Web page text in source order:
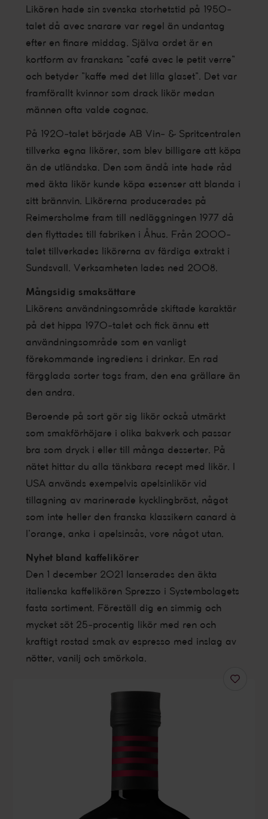
Likören hade sin svenska storhetstid på 1950-
talet då avec snarare var regel än undantag
efter en finare middag. Själva ordet är en
kortform av franskans ”café avec le petit verre”
och betyder ”kaffe med det lilla glaset”. Det var
framförallt kvinnor som drack likör medan
männen ofta valde cognac.
På 1920-talet började AB Vin- & Spritcentralen
tillverka egna likörer, som blev billigare att köpa
än de utländska. Den som ändå inte hade råd
med äkta likör kunde köpa essenser att blanda i
sitt brännvin. Likörerna producerades på
Reimersholme fram till nedläggningen 1977 då
den flyttades till fabriken i Åhus. Från 2000-
talet tillverkades likörerna av färdiga extrakt i
Sundsvall. Verksamheten lades ned 2008.
Mångsidig smaksättare
Likörens användningsområde skiftade karaktär
på det hippa 1970-talet och fick ännu ett
användningsområde som en vanligt
förekommande ingrediens i drinkar. En rad
färgglada sorter togs fram, den ena grällare än
den andra.
Beroende på sort gör sig likör också utmärkt
som smakförhöjare i olika bakverk och passar
bra som dryck i eller till många desserter. På
nätet hittar du alla tänkbara recept med likör. I
USA används exempelvis apelsinlikör vid
tillagning av marinerade kycklingbröst, något
som inte heller den franska klassikern canard à
l’orange, anka i apelsinsås, vore något utan.
Nyhet bland kaffelikörer
Den 1 december 2021 lanserades den äkta
italienska kaffelikören Sprezzo i Systembolagets
fasta sortiment. Föreställ dig en simmig och
mycket söt 25-procentig likör med ren och
kraftigt rostad smak av espresso med inslag av
nötter, vanilj och smörkola.